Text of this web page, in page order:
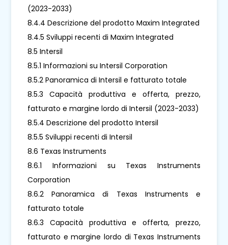
(2023-2033)
8.4.4 Descrizione del prodotto Maxim Integrated
8.4.5 Sviluppi recenti di Maxim Integrated
8.5 Intersil
8.5.1 Informazioni su Intersil Corporation
8.5.2 Panoramica di Intersil e fatturato totale
8.5.3 Capacità produttiva e offerta, prezzo,
fatturato e margine lordo di Intersil (2023-2033)
8.5.4 Descrizione del prodotto Intersil
8.5.5 Sviluppi recenti di Intersil
8.6 Texas Instruments
8.6.1 Informazioni su Texas Instruments
Corporation
8.6.2 Panoramica di Texas Instruments e
fatturato totale
8.6.3 Capacità produttiva e offerta, prezzo,
fatturato e margine lordo di Texas Instruments